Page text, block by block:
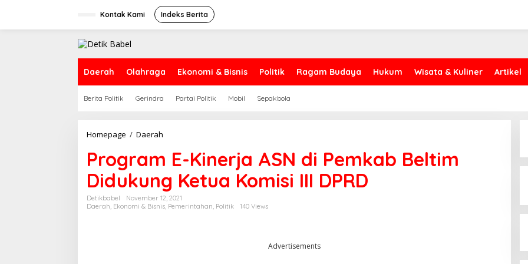
Kontak Kami Indeks Berita
Daerah Olahraga Ekonomi & Bisnis Politik Ragam Budaya Hukum Wisata & Kuliner Artikel
Berita Politik Gerindra Partai Politik Mobil Sepakbola
Homepage / Daerah
o
g
r
a
m
E
Program E-Kinerja ASN di Pemkab Beltim
Didukung Ketua Komisi III DPRD
Detikbabel
November 12, 2021
Daerah, Ekonomi & Bisnis, Pemerintahan, Politik 140 Views
Advertisements